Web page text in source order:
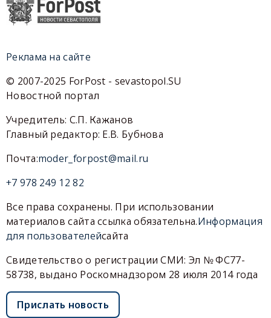
Реклама на сайте
© 2007-2025 ForPost - sevastopol.SU
Новостной портал
Учредитель: С.П. Кажанов
Главный редактор: Е.В. Бубнова
Почта:moder_forpost@mail.ru
+7 978 249 12 82
Все права сохранены. При использовании
материалов сайта ссылка обязательна.Информация
для пользователейсайта
Свидетельство о регистрации СМИ: Эл № ФС77-
58738, выдано Роскомнадзором 28 июля 2014 года
Прислать новость